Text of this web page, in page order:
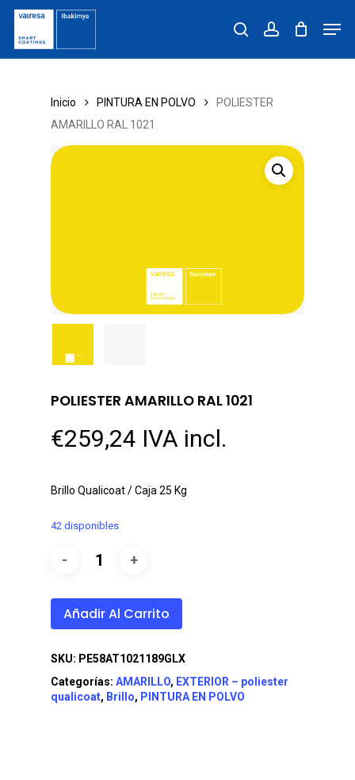
Skip
main
content
searchaccount
Inicio PINTURA EN POLVO
POLIESTER
AMARILLO RAL 1021
POLIESTER AMARILLO RAL 1021
€259,24 IVA incl.
Brillo Qualicoat / Caja 25 Kg
42 disponibles
Añadir Al Carrito
SKU: PE58AT1021189GLX
Categorías: AMARILLO, EXTERIOR – poliester
qualicoat, Brillo, PINTURA EN POLVO